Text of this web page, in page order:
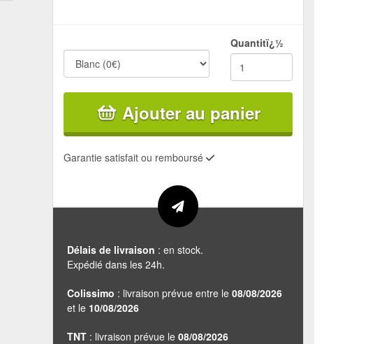
Quantitï¿½
Ajouter au panier
Garantie satisfait ou remboursé
Délais de livraison : en stock.
Expédié dans les 24h.
Colissimo : livraison prévue entre le 08/08/2026
et le 10/08/2026
TNT : livraison prévue le 08/08/2026